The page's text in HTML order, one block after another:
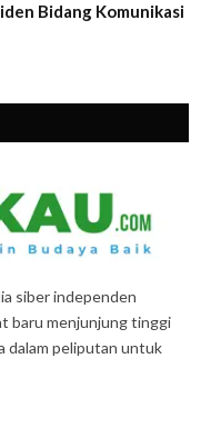
Bidang Komunikasi
siber independen
baru menjunjung tinggi
dalam peliputan untuk